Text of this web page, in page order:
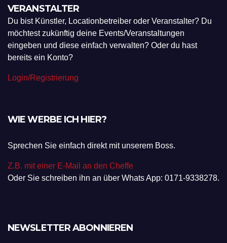
VERANSTALTER
Du bist Künstler, Locationbetreiber oder Veranstalter? Du
möchtest zukünftig deine Events/Veranstaltungen
eingeben und diese einfach verwalten? Oder du hast
bereits ein Konto?
Login/Registrierung
WIE WERBE ICH HIER?
Sprechen Sie einfach direkt mit unserem Boss.
Z.B. mit einer E-Mail an den Cheffe
Oder Sie schreiben ihn an über Whats App: 0171-9338278.
NEWSLETTER ABONNIEREN